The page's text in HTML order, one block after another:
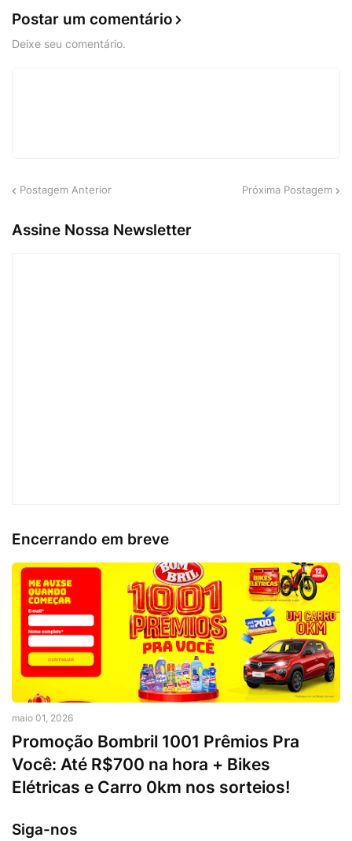
Postar um comentário
Deixe seu comentário.
Postagem Anterior Próxima Postagem
Assine Nossa Newsletter
Encerrando em breve
maio 01, 2026
Promoção Bombril 1001 Prêmios Pra
Você: Até R$700 na hora + Bikes
Elétricas e Carro 0km nos sorteios!
Siga-nos